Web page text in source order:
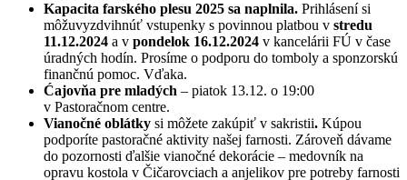
Kapacita farského plesu 2025 sa naplnila. Prihlásení si
môžuvyzdvihnúť vstupenky s povinnou platbou v stredu
11.12.2024 a v pondelok 16.12.2024 v kancelárii FÚ v čase
úradných hodín. Prosíme o podporu do tomboly a sponzorskú
finančnú pomoc. Vďaka.
Ćajovňa pre mladých – piatok 13.12. o 19:00
v Pastoračnom centre.
Vianočné oblátky si môžete zakúpiť v sakristii. Kúpou
podporíte pastoračné aktivity našej farnosti. Zároveň dávame
do pozornosti ďalšie vianočné dekorácie – medovník na
opravu kostola v Čičarovciach a anjelikov pre potreby farnosti